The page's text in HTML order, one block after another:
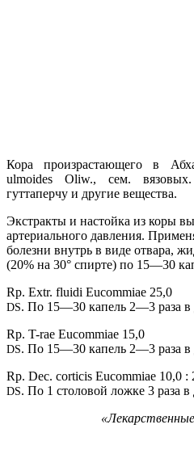
Кора произрастающего в
ulmoides Oliw., сем.
гуттаперчу и другие вещества.
Экстракты и настойка из коры
артериального давления.
болезни внутрь в виде отвара,
(20% на 30° спирте) по 15—30
Rp. Extr. fluidi Eucommiae 25,0
DS. По 15—30 капель 2—3 раза в
Rp. T-rae Eucommiae 15,0
DS. По 15—30 капель 2—3 раза в
Rp. Dec. corticis Eucommiae 10,0 :
DS. По 1 столовой ложке 3 раза в
«